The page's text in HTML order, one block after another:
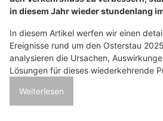
in diesem Jahr wieder stundenlang
In diesem Artikel werfen wir einen
Ereignisse rund um den Osterstau
analysieren die Ursachen,
Lösungen für dieses wiederkehrende
Weiterlesen